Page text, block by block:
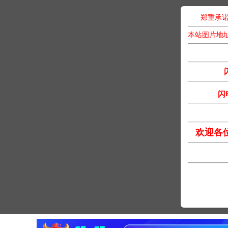
郑重承
本站图片地
闪
欢迎各